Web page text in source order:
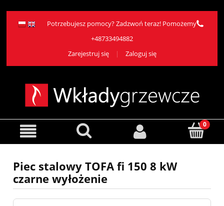
Potrzebujesz pomocy? Zadzwoń teraz! Pomożemy
+48733494882
Zarejestruj się
Zaloguj się
Piec stalowy TOFA fi 150 8 kW
czarne wyłożenie